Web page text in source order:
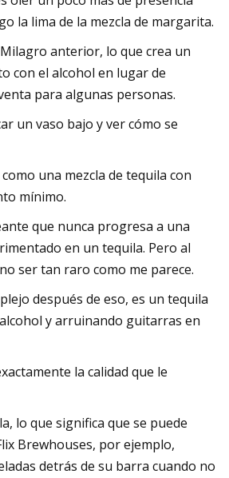
la lima de la mezcla de margarita.
anterior, lo que crea un
con el alcohol en lugar de
para algunas personas.
un vaso bajo y ver cómo se
una mezcla de tequila con
mínimo.
que nunca progresa a una
en un tequila. Pero al
ser tan raro como me parece.
después de eso, es un tequila
y arruinando guitarras en
la calidad que le
lo que significa que se puede
Brewhouses, por ejemplo,
detrás de su barra cuando no